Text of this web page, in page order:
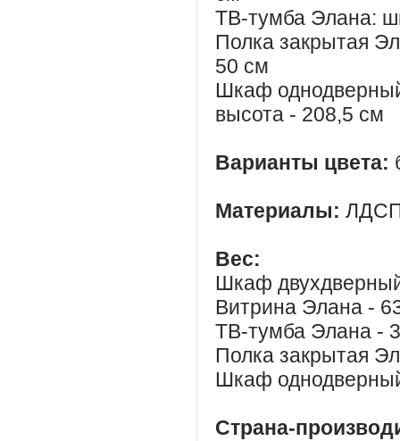
ТВ-тумба Элана:
Полка закрытая
50 см
Шкаф
высота - 208,5 см
Варианты цвета:
Материалы:
Вес:
Шкаф
Витрина Элана -
ТВ-тумба Элана -
Полка закрытая
Шкаф
Страна-